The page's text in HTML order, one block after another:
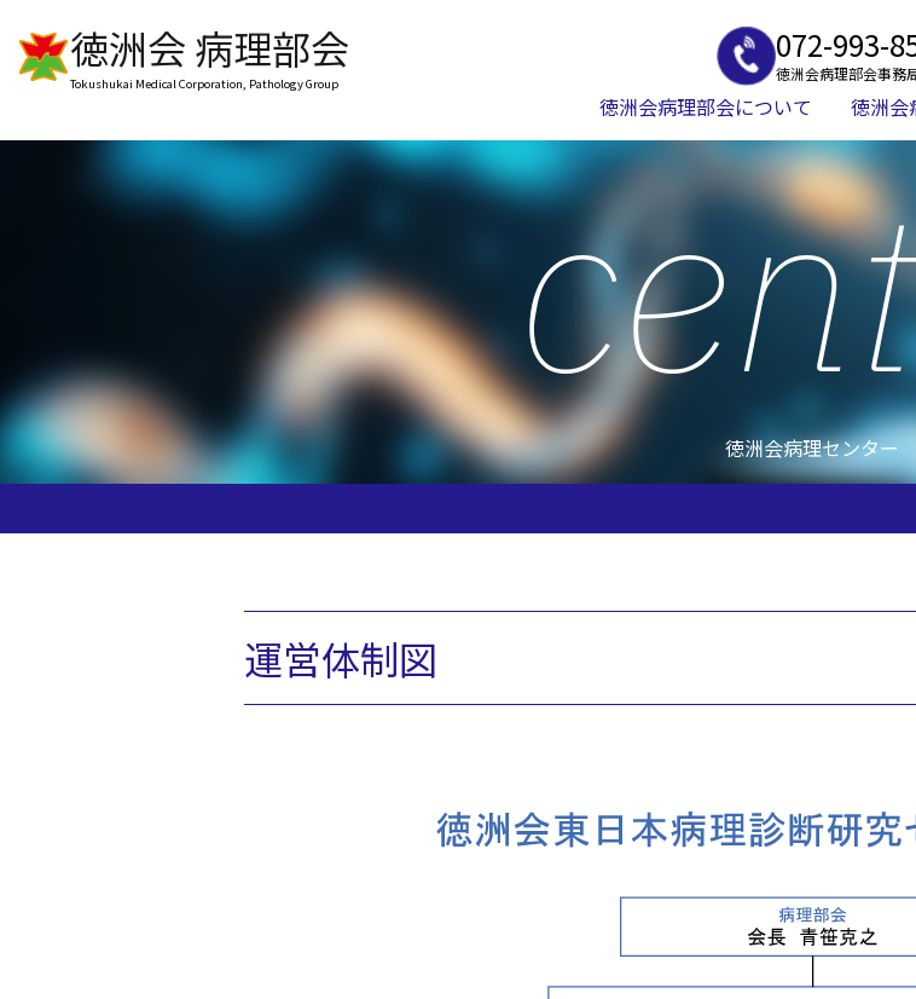
徳洲会 病理部会
Tokushukai Medical Corporation, Pathology Group
072-993-
徳洲会病理部会事務
徳洲会病理部会について
徳洲会
徳洲会病理センター
運営体制図